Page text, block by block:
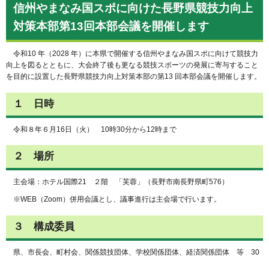
信州やまなみ国スポに向けた長野県競技力向上
対策本部第13回本部会議を開催します
令和10 年（2028 年）に本県で開催する信州やまなみ国スポに向けて競技力
向上を図るとともに、大会終了後も更なる競技スポーツの発展に寄与すること
を目的に設置した長野県競技力向上対策本部の第13 回本部会議を開催します。
１ 日時
令和８年６月16日（火） 10時30分から12時まで
２ 場所
主会場：ホテル国際21 ２階 「芙蓉」（長野市南長野県町576）
※WEB（Zoom）併用会議とし、議事進行は主会場で行います。
３ 構成委員
県、市長会、町村会、関係競技団体、学校関係団体、経済関係団体 等 30